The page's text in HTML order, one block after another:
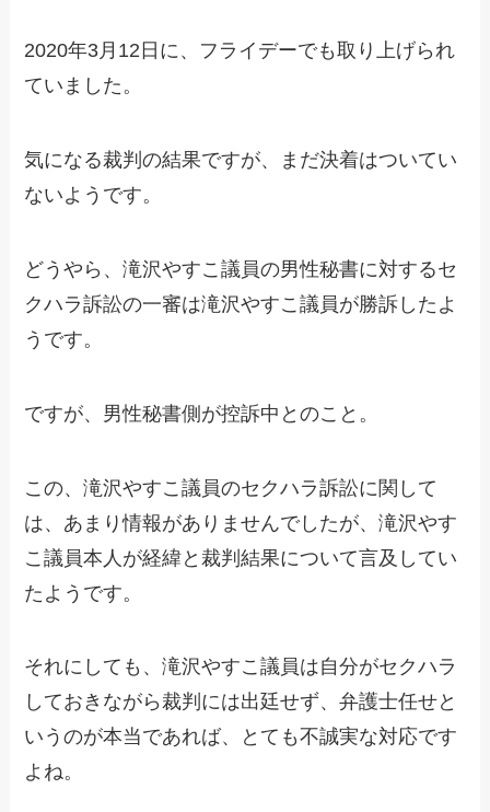
2020年3月12日に、フライデーでも取り上げられ
ていました。
気になる裁判の結果ですが、まだ決着はついてい
ないようです。
どうやら、滝沢やすこ議員の男性秘書に対するセ
クハラ訴訟の一審は滝沢やすこ議員が勝訴したよ
うです。
ですが、男性秘書側が控訴中とのこと。
この、滝沢やすこ議員のセクハラ訴訟に関して
は、あまり情報がありませんでしたが、滝沢やす
こ議員本人が経緯と裁判結果について言及してい
たようです。
それにしても、滝沢やすこ議員は自分がセクハラ
しておきながら裁判には出廷せず、弁護士任せと
いうのが本当であれば、とても不誠実な対応です
よね。